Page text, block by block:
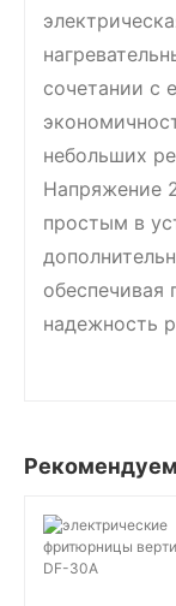
сочетании с
небольших
Напряжение
простым в
обеспечивая
надежность
Рекомендуем